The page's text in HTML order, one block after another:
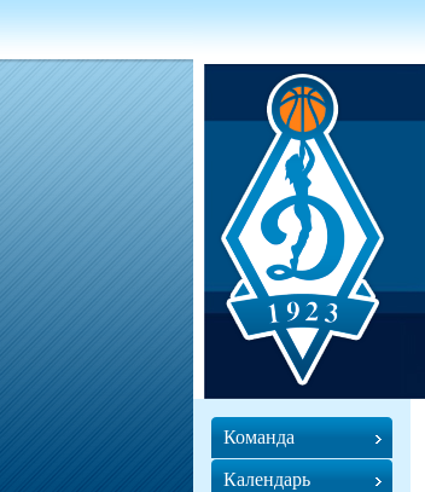
Команда
Календарь